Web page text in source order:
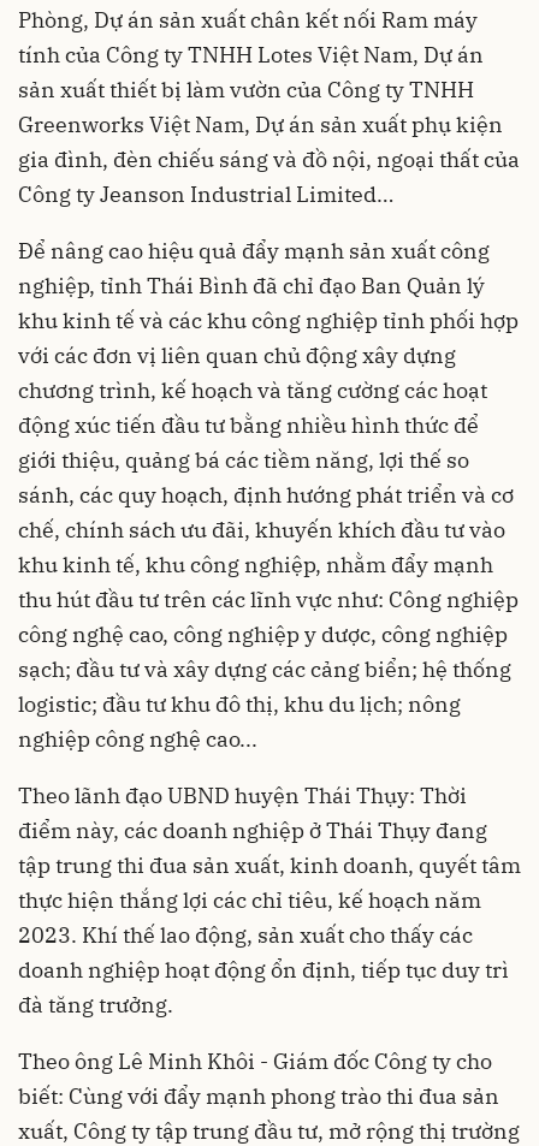
Phòng, Dự án sản xuất chân kết nối Ram máy
tính của Công ty TNHH Lotes Việt Nam, Dự án
sản xuất thiết bị làm vườn của Công ty TNHH
Greenworks Việt Nam, Dự án sản xuất phụ kiện
gia đình, đèn chiếu sáng và đồ nội, ngoại thất của
Công ty Jeanson Industrial Limited…
Để nâng cao hiệu quả đẩy mạnh sản xuất công
nghiệp, tỉnh Thái Bình đã chỉ đạo Ban Quản lý
khu kinh tế và các khu công nghiệp tỉnh phối hợp
với các đơn vị liên quan chủ động xây dựng
chương trình, kế hoạch và tăng cường các hoạt
động xúc tiến đầu tư bằng nhiều hình thức để
giới thiệu, quảng bá các tiềm năng, lợi thế so
sánh, các quy hoạch, định hướng phát triển và cơ
chế, chính sách ưu đãi, khuyến khích đầu tư vào
khu kinh tế, khu công nghiệp, nhằm đẩy mạnh
thu hút đầu tư trên các lĩnh vực như: Công nghiệp
công nghệ cao, công nghiệp y dược, công nghiệp
sạch; đầu tư và xây dựng các cảng biển; hệ thống
logistic; đầu tư khu đô thị, khu du lịch; nông
nghiệp công nghệ cao...
Theo lãnh đạo UBND huyện Thái Thụy: Thời
điểm này, các doanh nghiệp ở Thái Thụy đang
tập trung thi đua sản xuất, kinh doanh, quyết tâm
thực hiện thắng lợi các chỉ tiêu, kế hoạch năm
2023. Khí thế lao động, sản xuất cho thấy các
doanh nghiệp hoạt động ổn định, tiếp tục duy trì
đà tăng trưởng.
Theo ông Lê Minh Khôi - Giám đốc Công ty cho
biết: Cùng với đẩy mạnh phong trào thi đua sản
xuất, Công ty tập trung đầu tư, mở rộng thị trường